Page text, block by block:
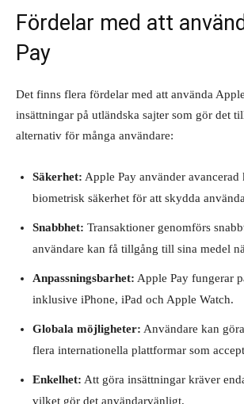
Fördelar med att
Pay
Det finns flera fördelar med att använda
insättningar på utländska sajter som gör det
alternativ för många användare:
Säkerhet: Apple Pay använder
biometrisk säkerhet för att skydda
Snabbhet: Transaktioner genomförs
användare kan få tillgång till sina medel
Anpassningsbarhet: Apple Pay fungerar
inklusive iPhone, iPad och Apple Watch.
Globala möjligheter: Användare kan
flera internationella plattformar som
Enkelhet: Att göra insättningar kräver
vilket gör det användarvänligt.